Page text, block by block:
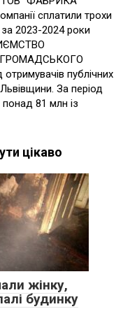
сплатили трохи
2023-2024 роки
публічних
За період
81 млн із
цікаво
жінку,
будинку